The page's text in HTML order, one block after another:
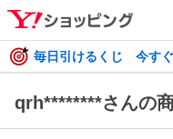
毎日引けるくじ 今す
qrh********さんの